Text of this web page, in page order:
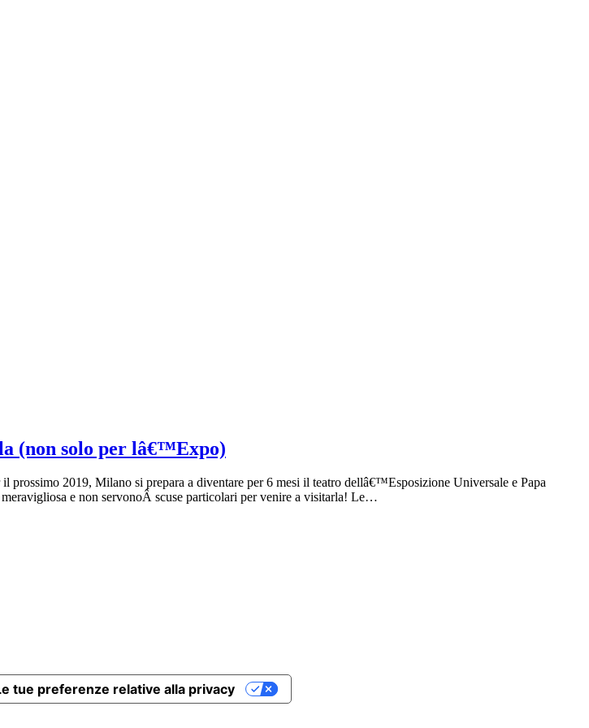
(non solo per lâ€™Expo)
2019, Milano si prepara a diventare per 6 mesi il teatro dellâ€™Esposizione Universale e Papa
e non servonoÂ scuse particolari per venire a visitarla! Le…
tue preferenze relative alla privacy